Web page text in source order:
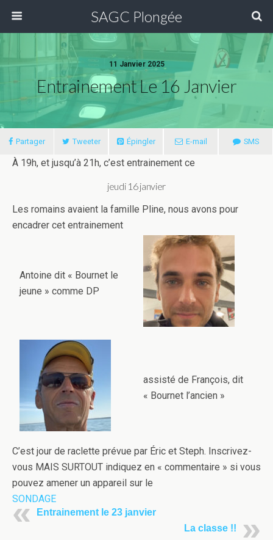
SAGC Plongée
11 Janvier 2025
Entrainement Le 16 Janvier
Partager Tweeter Épingler E-mail SMS
À 19h, et jusqu’à 21h, c’est entrainement ce
jeudi 16 janvier
Les romains avaient la famille Pline, nous avons pour
encadrer cet entrainement
Antoine dit « Bournet le
jeune » comme DP
assisté de François, dit
« Bournet l’ancien »
C’est jour de raclette prévue par Éric et Steph. Inscrivez-
vous MAIS SURTOUT indiquez en « commentaire » si vous
pouvez amener un appareil sur le
SONDAGE
Entrainement le 23 janvier
La classe !!